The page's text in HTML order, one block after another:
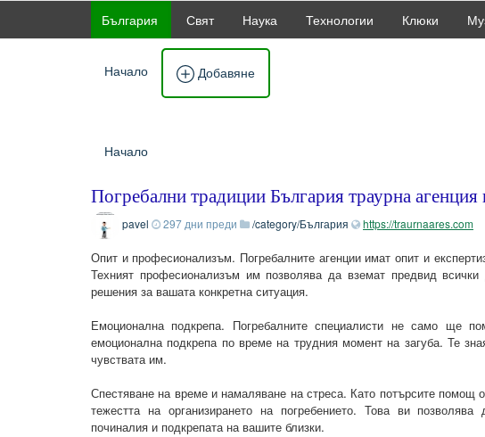
България Свят Наука Технологии Клюки
Начало Добавяне
Начало
Погребални традиции България траурна
pavel 297 дни преди /category/България https://traurnaares.com
Опит и професионализъм. Погребалните агенции имат опит и
Техният професионализъм им позволява да вземат предвид
решения за вашата конкретна ситуация.
Емоционална подкрепа. Погребалните специалисти не само ще
емоционална подкрепа по време на трудния момент на загуба. Те
чувствата им.
Спестяване на време и намаляване на стреса. Като потърсите помощ
тежестта на организирането на погребението. Това ви
починалия и подкрепата на вашите близки.